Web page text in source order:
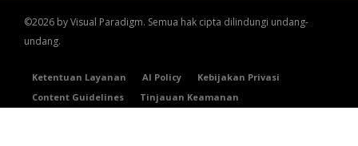
©2026 by Visual Paradigm. Semua hak cipta dilindungi undang-
undang.
Ketentuan Layanan AI Policy
Kebijakan Privasi
Content Guidelines
Tinjauan Keamanan